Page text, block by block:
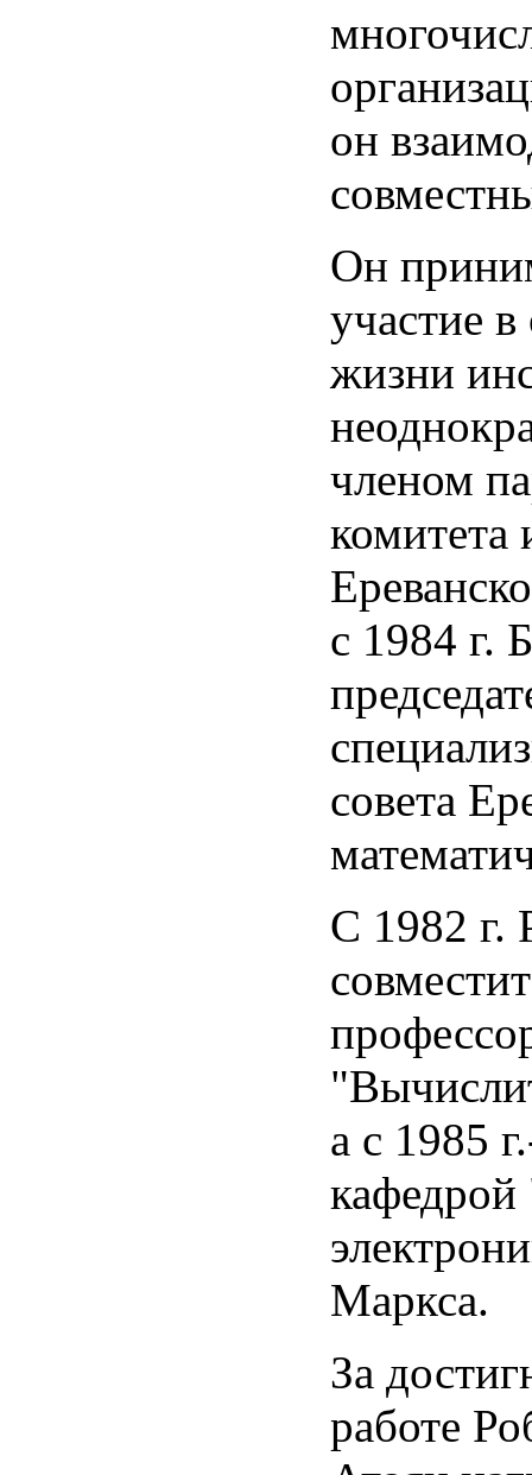
он
Он
участие
жизни
членом
комитета
с 1984 г.
совета
С 1982 г.
а с 1985
Маркса.
За
работе